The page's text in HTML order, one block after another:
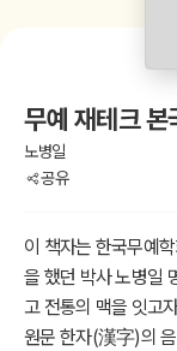
무예 재테크 본
노병일
공유
이 책자는 한국무예
을 했던 박사 노병일
고 전통의 맥을 잇고
원문 한자(漢字)의